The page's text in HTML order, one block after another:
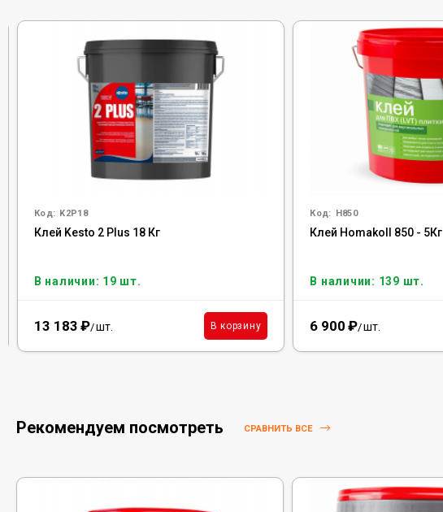
Код: K2P18
Клей Kesto 2 Plus 18 Кг
В наличии: 19 шт.
13 183 ₽/шт. В корзину
Код: H850
Клей Homakoll 850 - 5Кг
В наличии: 139 шт.
6 900 ₽/шт.
Рекомендуем посмотреть СРАВНИТЬ ВСЕ